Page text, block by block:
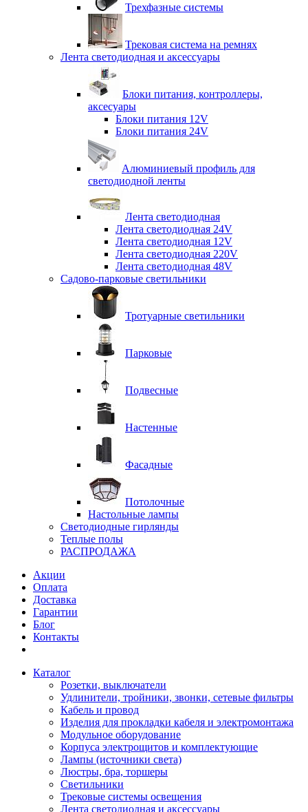
Трехфазные системы
Трековая система на ремнях
Лента светодиодная и аксессуары
Блоки питания, контроллеры,
аксесуары
Блоки питания 12V
Блоки питания 24V
Алюминиевый профиль для
светодиодной ленты
Лента светодиодная
Лента светодиодная 24V
Лента светодиодная 12V
Лента светодиодная 220V
Лента светодиодная 48V
Садово-парковые светильники
Тротуарные светильники
Парковые
Подвесные
Настенные
Фасадные
Потолочные
Настольные лампы
Светодиодные гирлянды
Теплые полы
РАСПРОДАЖА
Акции
Оплата
Доставка
Гарантии
Блог
Контакты
Каталог
Розетки, выключатели
Удлинители, тройники, звонки, сетевые фильтры
Кабель и провод
Изделия для прокладки кабеля и электромонтажа
Модульное оборудование
Корпуса электрощитов и комплектующие
Лампы (источники света)
Люстры, бра, торшеры
Светильники
Трековые системы освещения
Лента светодиодная и аксессуары